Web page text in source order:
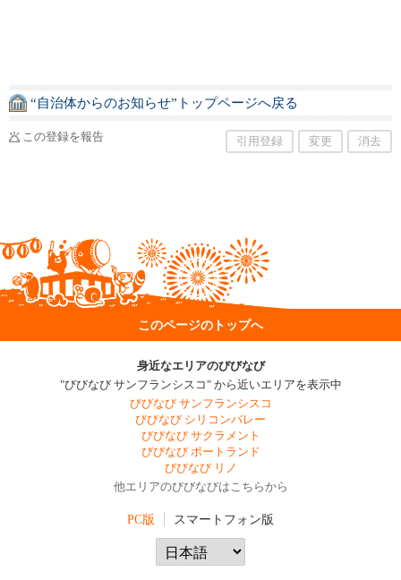
“自治体からのお知らせ”トップページへ戻る
この登録を報告 引用登録 変更 消去
このページのトップへ
身近なエリアのびびなび
"びびなび サンフランシスコ" から近いエリアを表示中
びびなび サンフランシスコ
びびなび シリコンバレー
びびなび サクラメント
びびなび ポートランド
びびなび リノ
他エリアのびびなびはこちらから
PC版 スマートフォン版